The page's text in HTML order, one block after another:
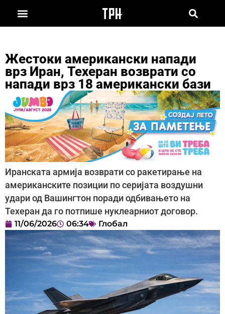
Жестоки американски напади
врз Иран, Техеран возврати со
напади врз 18 американски бази
Иранската армија возврати со ракетирање на
американските позиции по серијата воздушни
удари од Вашингтон поради одбивањето на
Техеран да го потпише нуклеарниот договор.
11/06/2026 06:34 Глобал